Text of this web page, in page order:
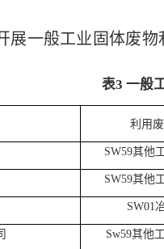
展一般工业固体废物
表3 一般
利用
SW59其他
SW59其他
SW01
Sw59其他